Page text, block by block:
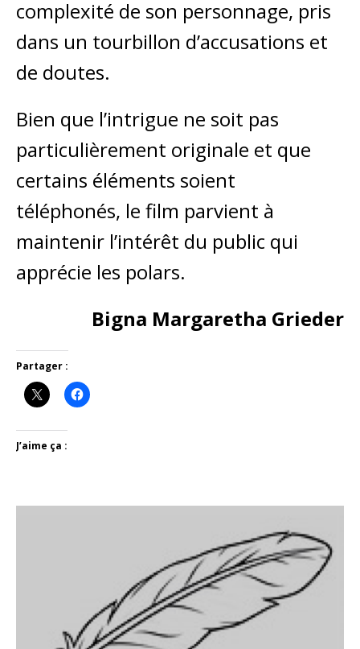
complexité de son personnage, pris
dans un tourbillon d’accusations et
de doutes.
Bien que l’intrigue ne soit pas
particulièrement originale et que
certains éléments soient
téléphonés, le film parvient à
maintenir l’intérêt du public qui
apprécie les polars.
Bigna Margaretha Grieder
Partager :
J’aime ça :